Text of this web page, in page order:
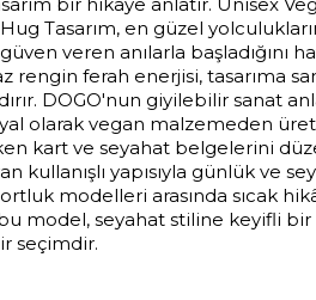
Tasarım, en güzel
veren anılarla başladığını
rengin ferah enerjisi, tasarıma
DOGO'nun giyilebilir sanat
olarak vegan malzemeden
kart ve seyahat belgelerini
kullanışlı yapısıyla günlük ve
modelleri arasında sıcak
bu model, seyahat stiline keyifli
seçimdir.